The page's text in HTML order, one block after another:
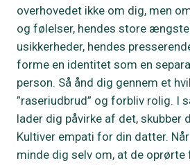
overhovedet ikke om dig, men
og følelser, hendes store
usikkerheder, hendes
forme en identitet som en
person. Så ånd dig gennem et
”raseriudbrud” og forbliv rolig. I
lader dig påvirke af det, skubber
Kultiver empati for din datter.
minde dig selv om, at de oprørte